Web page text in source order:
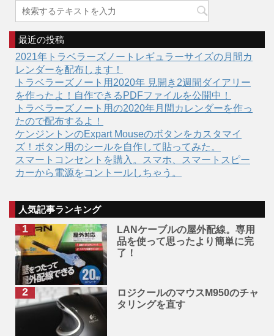
最近の投稿
2021年トラベラーズノートレギュラーサイズの月間カ
レンダーを配布します！
トラベラーズノート用2020年 見開き2週間ダイアリー
を作ったよ！自作できるPDFファイルを公開中！
トラベラーズノート用の2020年月間カレンダーを作っ
たので配布するよ！
ケンジントンのExpart Mouseのボタンをカスタマイ
ズ！ボタン用のシールを自作して貼ってみた。
スマートコンセントを購入。スマホ、スマートスピー
カーから電源をコントールしちゃう。
人気記事ランキング
LANケーブルの屋外配線。専用
品を使って思ったより簡単に完
了！
ロジクールのマウスM950のチャ
タリングを直す